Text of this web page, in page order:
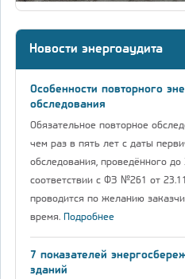
Новости энергоаудита
Особенности повторного
обследования
Обязательное повторное
чем раз в пять лет с даты
обследования, проведённого
соответствии с ФЗ №261 от
проводится по желанию
время. Подробнее
7 показателей
зданий